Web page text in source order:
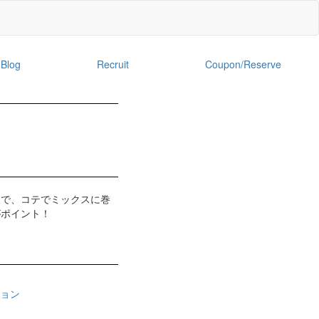
Blog Recruit Coupon/Reserve
、コテでミックスに巻
イント！
ン